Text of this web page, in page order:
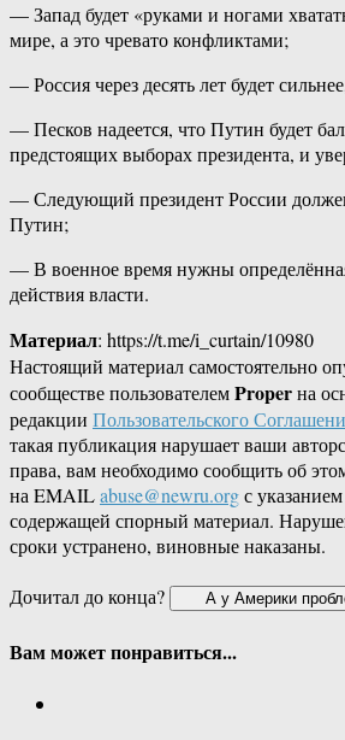
— Запад будет «руками и ногами
мире, а это чревато конфликтами;
— Россия через десять лет будет
— Песков надеется, что Путин будет
предстоящих выборах президента, и
— Следующий президент России
Путин;
— В военное время нужны
действия власти.
Материал: https://t.me/i_curtain/10980
Настоящий материал самостоятельно
сообществе пользователемProperна
редакции Пользовательского
такая публикация нарушает ваши
права, вам необходимо сообщить об
на EMAILabuse@newru.orgс
содержащей спорный материал.
сроки устранено, виновные наказаны.
Дочитал до конца?
Вам может понравиться...